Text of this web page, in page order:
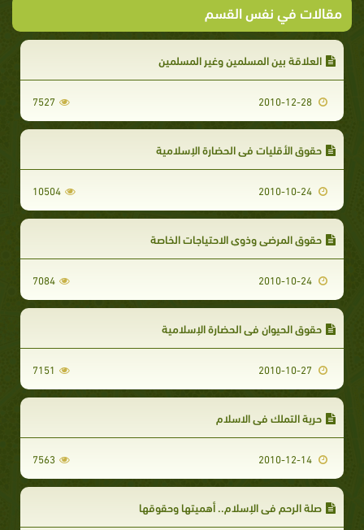
مقالات في نفس القسم
العلاقة بين المسلمين وغير المسلمين
7527
حقوق الأقليات في الحضارة الإسلامية
10504
حقوق المرضى وذوي الاحتياجات الخاصة
7084
حقوق الحيوان في الحضارة الإسلامية
7151
حرية التملك في الاسلام
7563
صلة الرحم في الإسلام.. أهميتها وحقوقها